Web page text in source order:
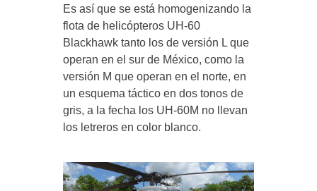
Es así que se está homogenizando la
flota de helicópteros UH-60
Blackhawk tanto los de versión L que
operan en el sur de México, como la
versión M que operan en el norte, en
un esquema táctico en dos tonos de
gris, a la fecha los UH-60M no llevan
los letreros en color blanco.